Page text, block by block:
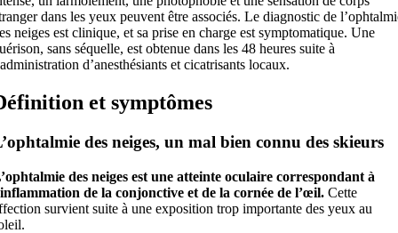
dans les yeux peuvent être associés. Le diagnostic de
neiges est clinique, et sa prise en charge est symptomatique. Une
sans séquelle, est obtenue dans les 48 heures suite à
d’anesthésiants et cicatrisants locaux.
et symptômes
des neiges, un mal bien connu des skieurs
des neiges est une atteinte oculaire correspondant à
de la conjonctive et de la cornée de l’œil. Cette
survient suite à une exposition trop importante des yeux au